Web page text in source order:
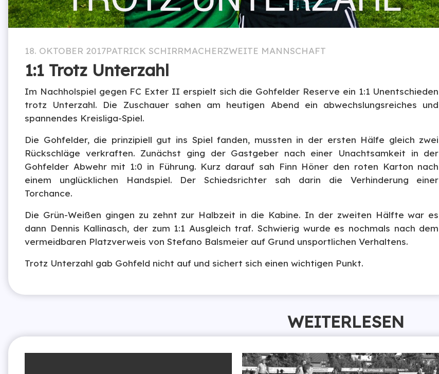
18. OKTOBER 2017PATRICK SCHIRRMACHERZWEITE MANNSCHAFT
1:1 Trotz Unterzahl
Im Nachholspiel gegen FC Exter II erspielt sich die Gohfelder Reserve ein 1:1 Unentschieden
trotz Unterzahl. Die Zuschauer sahen am heutigen Abend ein abwechslungsreiches und
spannendes Kreisliga-Spiel.
Die Gohfelder, die prinzipiell gut ins Spiel fanden, mussten in der ersten Hälfe gleich zwei
Rückschläge verkraften. Zunächst ging der Gastgeber nach einer Unachtsamkeit in der
Gohfelder Abwehr mit 1:0 in Führung. Kurz darauf sah Finn Höner den roten Karton nach
einem unglücklichen Handspiel. Der Schiedsrichter sah darin die Verhinderung einer
Torchance.
Die Grün-Weißen gingen zu zehnt zur Halbzeit in die Kabine. In der zweiten Hälfte war es
dann Dennis Kallinasch, der zum 1:1 Ausgleich traf. Schwierig wurde es nochmals nach dem
vermeidbaren Platzverweis von Stefano Balsmeier auf Grund unsportlichen Verhaltens.
Trotz Unterzahl gab Gohfeld nicht auf und sichert sich einen wichtigen Punkt.
WEITERLESEN